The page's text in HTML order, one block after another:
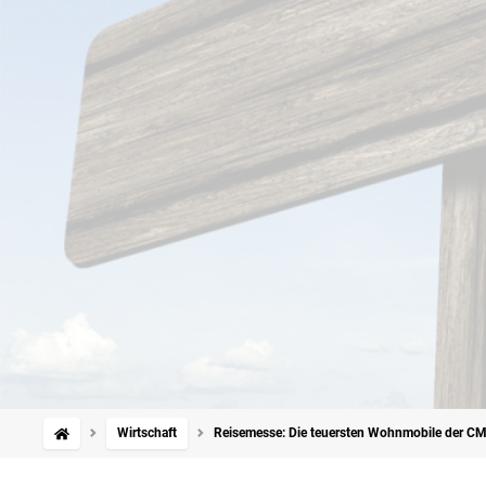
Wirtschaft Reisemesse: Die teuersten Wohnmobile der